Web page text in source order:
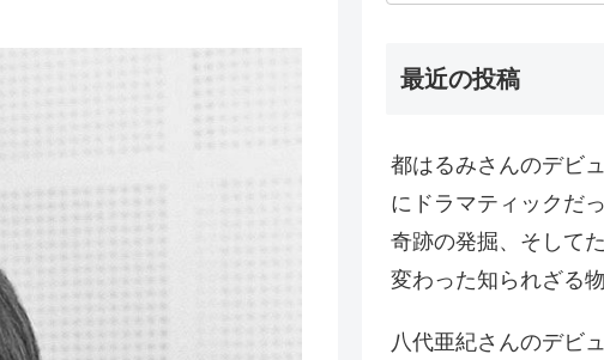
最近の投稿
都はるみさんのデビ
にドラマティックだ
奇跡の発掘、そして
変わった知られざる物
八代亜紀さんのデビ